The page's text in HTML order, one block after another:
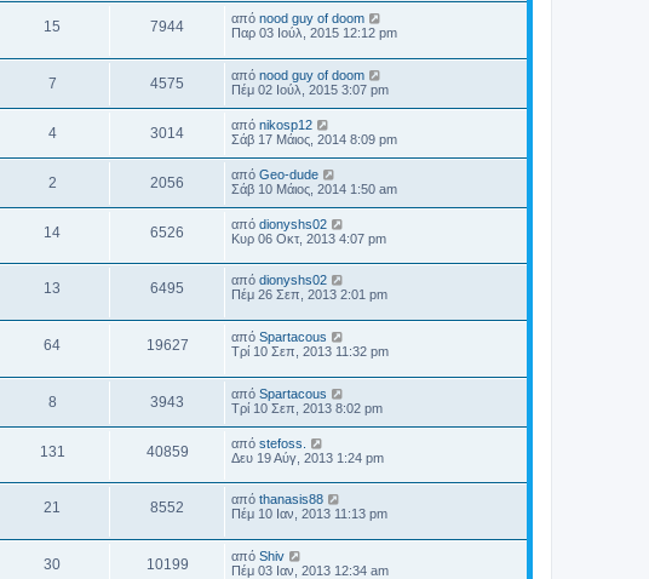
15 7944 από nood guy of doom
Παρ 03 Ιούλ, 2015 12:12 pm
7 4575 από nood guy of doom
Πέμ 02 Ιούλ, 2015 3:07 pm
4 3014 από nikosp12
Σάβ 17 Μάιος, 2014 8:09 pm
2 2056 από Geo-dude
Σάβ 10 Μάιος, 2014 1:50 am
14 6526 από dionyshs02
Κυρ 06 Οκτ, 2013 4:07 pm
13 6495 από dionyshs02
Πέμ 26 Σεπ, 2013 2:01 pm
64 19627 από Spartacous
Τρί 10 Σεπ, 2013 11:32 pm
8 3943 από Spartacous
Τρί 10 Σεπ, 2013 8:02 pm
131 40859 από stefoss.
Δευ 19 Αύγ, 2013 1:24 pm
21 8552 από thanasis88
Πέμ 10 Ιαν, 2013 11:13 pm
30 10199 από Shiv
Πέμ 03 Ιαν, 2013 12:34 am